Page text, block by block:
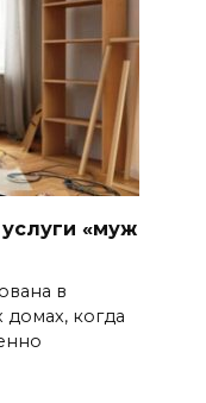
«муж
в
домах, когда